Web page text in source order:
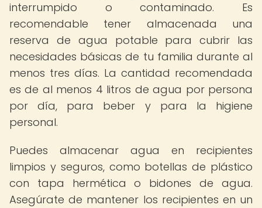
interrumpido o contaminado. Es
recomendable tener almacenada una
reserva de agua potable para cubrir las
necesidades básicas de tu familia durante al
menos tres días. La cantidad recomendada
es de al menos 4 litros de agua por persona
por día, para beber y para la higiene
personal.
Puedes almacenar agua en recipientes
limpios y seguros, como botellas de plástico
con tapa hermética o bidones de agua.
Asegúrate de mantener los recipientes en un